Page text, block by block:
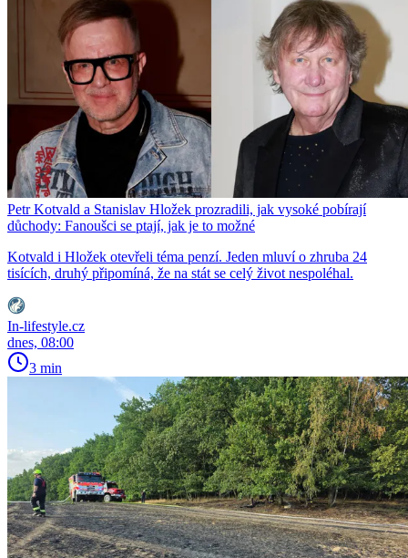
Petr Kotvald a Stanislav Hložek prozradili, jak vysoké pobírají
důchody: Fanoušci se ptají, jak je to možné
Kotvald i Hložek otevřeli téma penzí. Jeden mluví o zhruba 24
tisících, druhý připomíná, že na stát se celý život nespoléhal.
In-lifestyle.cz
dnes, 08:00
3 min